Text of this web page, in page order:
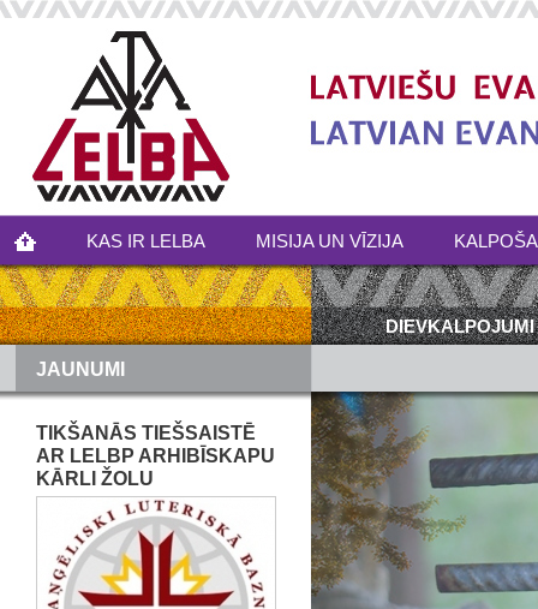
KAS IR LELBA MISIJA UN VĪZIJA
DIEVKALPOJUMI
JAUNUMI
TIKŠANĀS TIEŠSAISTĒ
AR LELBP ARHIBĪSKAPU
KĀRLI ŽOLU